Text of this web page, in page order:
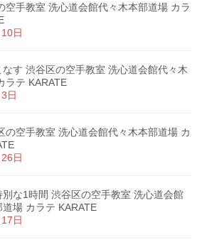
空手教室 洗心道会館代々木本部道場 カラ
日
す 渋谷区の空手教室 洗心道会館代々木
ラテ KARATE
日
の空手教室 洗心道会館代々木本部道場 カ
日
別な1時間 渋谷区の空手教室 洗心道会館
場 カラテ KARATE
日